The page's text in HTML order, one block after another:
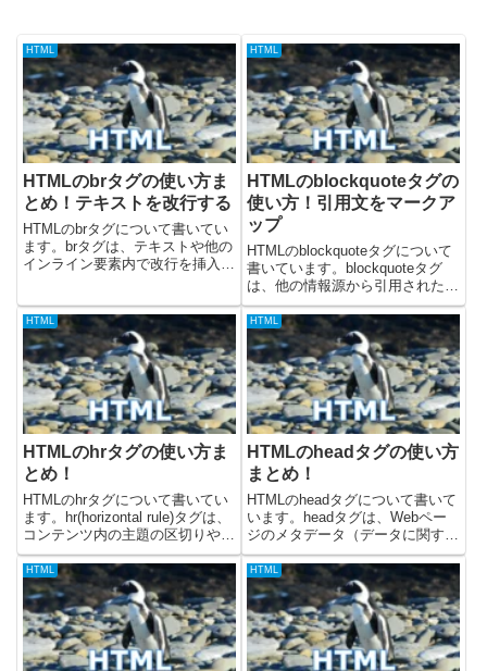
HTML
HTMLのbrタグの使い方ま
とめ！テキストを改行する
HTMLのbrタグについて書いてい
ます。brタグは、テキストや他の
インライン要素内で改行を挿入す
を分けたり、住所などの特定のテ
キスト構造を表現したりする際に
役立ちます。この記事で...
HTML
HTMLのblockquoteタグの
使い方！引用文をマークア
ップ
HTMLのblockquoteタグについて
書いています。blockquoteタグ
は、他の情報源から引用された長
い引用文（ブロックレベルの引
用）を示すために使用されます。
単にテキストをインデントするた
めではなく、引用元が明確で、引
用文が本文の...
HTML
HTMLのhrタグの使い方ま
とめ！
HTMLのhrタグについて書いてい
ます。hr(horizontal rule)タグは、
コンテンツ内の主題の区切りや、
視覚的な区切り線を作成するため
に使用される、非常にシンプルな
要素です。hrタグは、段落、セク
ション、またはその他のコンテン
ツ...
HTML
HTMLのheadタグの使い方
まとめ！
HTMLのheadタグについて書いて
います。headタグは、Webペー
ジのメタデータ（データに関する
データ）や、ブラウザや検索エン
ジンがWebページを正しく処理す
るために必要な情報などを記述す
るために使用されます。headタ
グ内に記述された...
HTML HTML